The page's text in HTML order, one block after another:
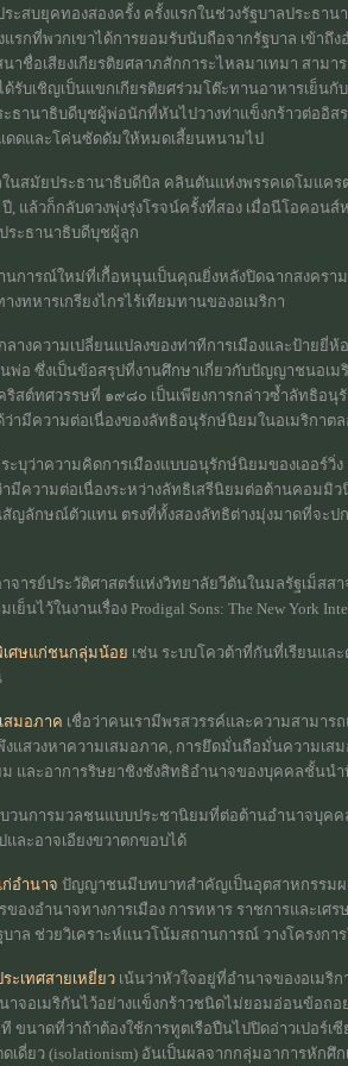
สบยุคทองสองครั้ง ครั้งแรกในช่วงรัฐบาลประธา
รกที่พวกเขาได้การยอมรับนับถือจากรัฐบาล เข้าถึ
าชื่อเสียงเกียรติยศลาภสักการะไหลมาเทมา สา
รับเชิญเป็นแขกเกียรติยศร่วมโต๊ะทานอาหารเย็น
ธานาธิบดีบุชผู้พ่อนักที่หันไปวางท่าแข็งกร้าวต่ออิส
ดดและโค่นซัดดัมให้หมดเสี้ยนหนามไป
นสมัยประธานาธิบดีบิล คลินตันแห่งพรรคเดโมแคร
, แล้วก็กลับดวงพุ่งรุ่งโรจน์ครั้งที่สอง เมื่อนีโอคอน
ระธานาธิบดีบุชผู้ลูก
นการณ์ใหม่ที่เกื้อหนุนเป็นคุณยิ่งหลังปิดฉากสงครา
ทหารเกรียงไกรไร้เทียมทานของอเมริกา
ลางความเปลี่ยนแปลงของท่าทีการเมืองและป้าย
พ่อ ซึ่งเป็นข้อสรุปที่งานศึกษาเกี่ยวกับปัญญาชนอเม
สต์ทศวรรษที่ ๑๙๘๐ เป็นเพียงการกล่าวซ้ำลัทธิอ
ว่ามีความต่อเนื่องของลัทธิอนุรักษ์นิยมในอเมริกาต
ะบุว่าความคิดการเมืองแบบอนุรักษ์นิยมของเออ
มีความต่อเนื่องระหว่างลัทธิเสรีนิยมต่อต้านคอมมิ
สัญลักษณ์ตัวแทน ตรงที่ทั้งสองลัทธิต่างมุ่งมาดที่จะป
าจารย์ประวัติศาสตร์แห่งวิทยาลัยวีตันในมลรัฐเม็ส
ย็นไว้ในงานเรื่อง Prodigal Sons: The New York
ศษแก่ชนกลุ่มน้อย เช่น ระบบโควต้าที่กันที่เรียนแ
สมอภาค เชื่อว่าคนเรามีพรสวรรค์และความสามาร
แสวงหาความเสมอภาค, การยึดมั่นถือมั่นความเส
และอาการริษยาชิงชังสิทธิอำนาจของบุคคลชั้นนำ
วนการมวลชนแบบประชานิยมที่ต่อต้านอำนาจบุค
และอาจเอียงขวาตกขอบได้
อำนาจ ปัญญาชนมีบทบาทสำคัญเป็นอุตสาหกรรมผ
ของอำนาจทางการเมือง การทหาร ราชการและเศ
บาล ช่วยวิเคราะห์แนวโน้มสถานการณ์ วางโครงกา
ะเทศสายเหยี่ยว เน้นว่าหัวใจอยู่ที่อำนาจของอเมริ
าจอเมริกันไว้อย่างแข็งกร้าวชนิดไม่ยอมอ่อนข้อถอ
ขนาดที่ว่าถ้าต้องใช้การทูตเรือปืนไปปิดอ่าวเปอร์เ
เดี่ยว (isolationism) อันเป็นผลจากกลุ่มอาการหักศึก